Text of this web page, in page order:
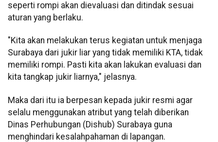
seperti rompi akan dievaluasi dan ditindak sesuai
aturan yang berlaku.
"Kita akan melakukan terus kegiatan untuk menjaga
Surabaya dari jukir liar yang tidak memiliki KTA, tidak
memiliki rompi. Pasti kita akan lakukan evaluasi dan
kita tangkap jukir liarnya," jelasnya.
Maka dari itu ia berpesan kepada jukir resmi agar
selalu menggunakan atribut yang telah diberikan
Dinas Perhubungan (Dishub) Surabaya guna
menghindari kesalahpahaman di lapangan.